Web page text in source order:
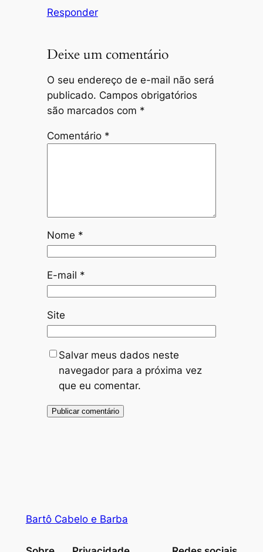
Responder
Deixe um comentário
O seu endereço de e-mail não será
publicado. Campos obrigatórios
são marcados com *
Comentário *
Nome *
E-mail *
Site
Salvar meus dados neste
navegador para a próxima vez
que eu comentar.
Bartô Cabelo e Barba